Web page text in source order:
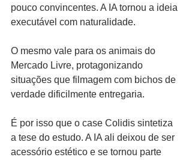
pouco convincentes. A IA tornou a ideia
executável com naturalidade.
O mesmo vale para os animais do
Mercado Livre, protagonizando
situações que filmagem com bichos de
verdade dificilmente entregaria.
É por isso que o case Colidis sintetiza
a tese do estudo. A IA ali deixou de ser
acessório estético e se tornou parte